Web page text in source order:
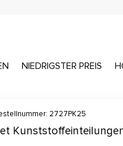
NIEDRIGSTER PREIS
2727PK25